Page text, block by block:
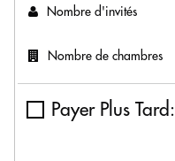
Nombre d'invités
Nombre de chambres
Payer Plus Tard: